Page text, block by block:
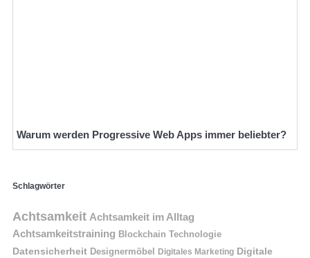
Warum werden Progressive Web Apps immer beliebter?
Schlagwörter
Achtsamkeit Achtsamkeit im Alltag
Achtsamkeitstraining Blockchain Technologie
Datensicherheit Designermöbel Digitales Marketing Digitale